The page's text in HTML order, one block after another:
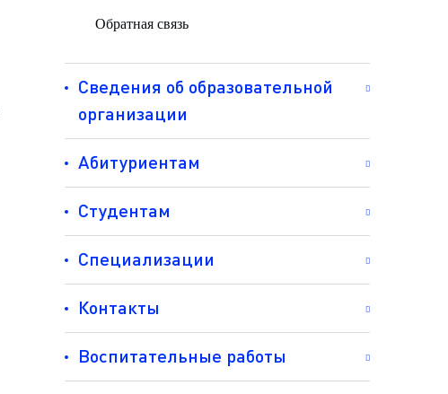
Обратная связь
Сведения об образовательной
организации
Абитуриентам
Студентам
Специализации
Контакты
Воспитательные работы